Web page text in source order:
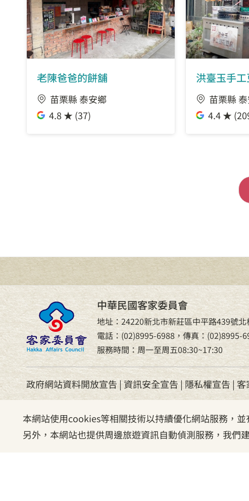
本網站使用cookies等相關技術以持續優化網站服務，
另外，本網站也提供周邊旅遊資訊自動偵測服務，我們
老陳爸爸的餅舖
苗栗縣 泰安鄉
4.8 ★ (37)
洪臺玉手
苗栗縣
4.4 ★
中華民國客家委員會
地址：24220新北市新莊區中平路439號
電話：(02)8995-6988，傳真：(02)8995-
服務時間：周一至周五08:30~17:30
政府網站資料開放宣告|資訊安全宣告| 隱私權宣告 | 客